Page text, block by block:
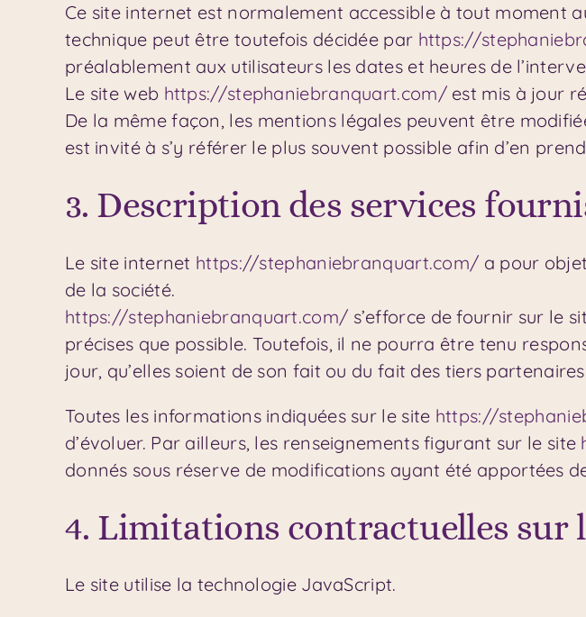
Ce site internet est normalement accessible à tout moment
technique peut être toutefois décidée par https://
préalablement aux utilisateurs les dates et heures de
Le site web https://stephaniebranquart.com/est mis à jour
De la même façon, les mentions légales peuvent être
est invité à s’y référer le plus souvent possible afin d’en
3. Description des services
Le site internet https://stephaniebranquart.com/ a pour
de la société.
https://stephaniebranquart.com/ s’efforce de fournir sur le
précises que possible. Toutefois, il ne pourra être tenu
jour, qu’elles soient de son fait ou du fait des tiers
Toutes les informations indiquées sur le site https://
d’évoluer. Par ailleurs, les renseignements figurant sur le site
donnés sous réserve de modifications ayant été apportées
4. Limitations contractuelles sur
Le site utilise la technologie JavaScript.